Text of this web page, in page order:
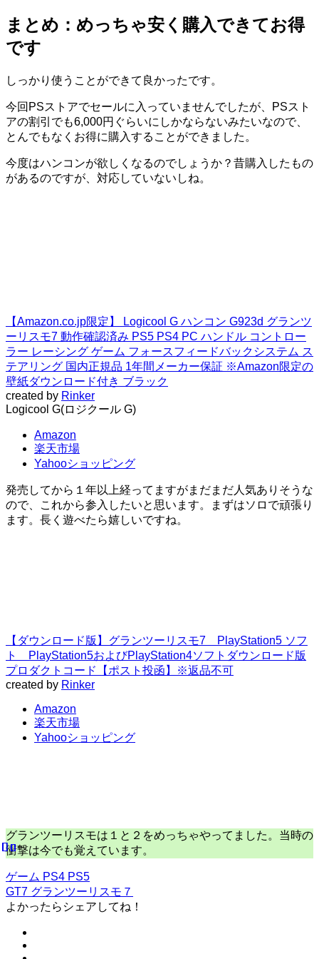
まとめ：めっちゃ安く購入できてお得
です
しっかり使うことができて良かったです。
今回PSストアでセールに入っていませんでしたが、PSスト
アの割引でも6,000円ぐらいにしかならないみたいなので、
とんでもなくお得に購入することができました。
今度はハンコンが欲しくなるのでしょうか？昔購入したもの
があるのですが、対応していないしね。
【Amazon.co.jp限定】 Logicool G ハンコン G923d グランツ
ーリスモ7 動作確認済み PS5 PS4 PC ハンドル コントロー
ラー レーシング ゲーム フォースフィードバックシステム ス
テアリング 国内正規品 1年間メーカー保証 ※Amazon限定の
壁紙ダウンロード付き ブラック
created by Rinker
Logicool G(ロジクール G)
Amazon
楽天市場
Yahooショッピング
発売してから１年以上経ってますがまだまだ人気ありそうな
ので、これから参入したいと思います。まずはソロで頑張り
ます。長く遊べたら嬉しいですね。
【ダウンロード版】グランツーリスモ7 PlayStation5 ソフ
ト PlayStation5およびPlayStation4ソフトダウンロード版
プロダクトコード【ポスト投函】※返品不可
created by Rinker
Amazon
楽天市場
Yahooショッピング
グランツーリスモは１と２をめっちゃやってました。当時の
衝撃は今でも覚えています。
ゲーム PS4 PS5
GT7 グランツーリスモ７
よかったらシェアしてね！